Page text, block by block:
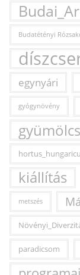
Budatétényi
egynyári
gyógynövény
kiállítás
metszés
paradicsom